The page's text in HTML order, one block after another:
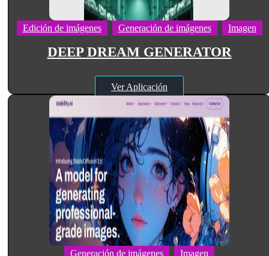
Edición de imágenes Generación de imágenes Imagen
DEEP DREAM GENERATOR
Ver Aplicación
Generación de imágenes Imagen